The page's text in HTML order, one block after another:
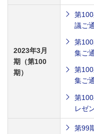
2023年3月
期（第100
期）
第
議ご
第
集ご
第
集ご
第
レゼ
第99